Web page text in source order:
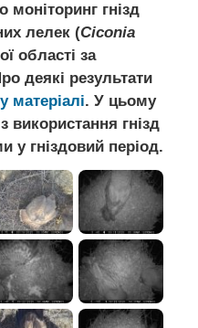
гнізд
лелек (Ciconia
області за
деякі результати
матеріалі. У цьому
використання гнізд
у гніздовий період.